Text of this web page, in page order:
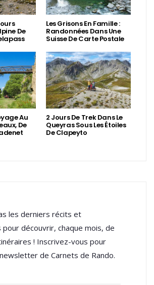
De
Les Grisons En Famille :
Randonnées Dans Une
Suisse De Carte Postale
Au
De
2 Jours De Trek Dans Le
Queyras Sous Les Étoiles
De Clapeyto
les derniers récits et
découvrir, chaque mois, de
! Inscrivez-vous pour
de Carnets de Rando.